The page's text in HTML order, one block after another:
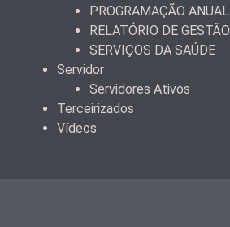
PROGRAMAÇÃO ANUAL
RELATÓRIO DE GESTÃO
SERVIÇOS DA SAÚDE
Servidor
Servidores Ativos
Terceirizados
Vídeos